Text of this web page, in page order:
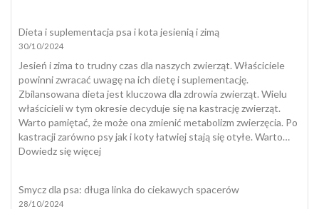
Jak
Polsce
przeżywamy
śmierć
zwierząt
domowych
i
nią
Dieta i suplementacja psa i kota jesienią i zimą
30/10/2024
Jesień i zima to trudny czas dla naszych zwierząt. Właściciele
powinni zwracać uwagę na ich dietę i suplementację.
Zbilansowana dieta jest kluczowa dla zdrowia zwierząt. Wielu
właścicieli w tym okresie decyduje się na kastrację zwierząt.
Warto pamiętać, że może ona zmienić metabolizm zwierzęcia. Po
kastracji zarówno psy jak i koty łatwiej stają się otyłe. Warto…
Dowiedz się więcej:
suplementacja
Smycz dla psa: długa linka do ciekawych spacerów
28/10/2024